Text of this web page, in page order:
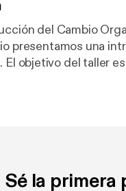
Organizacional Episodio 001 -
presentamos una
Sé la primera